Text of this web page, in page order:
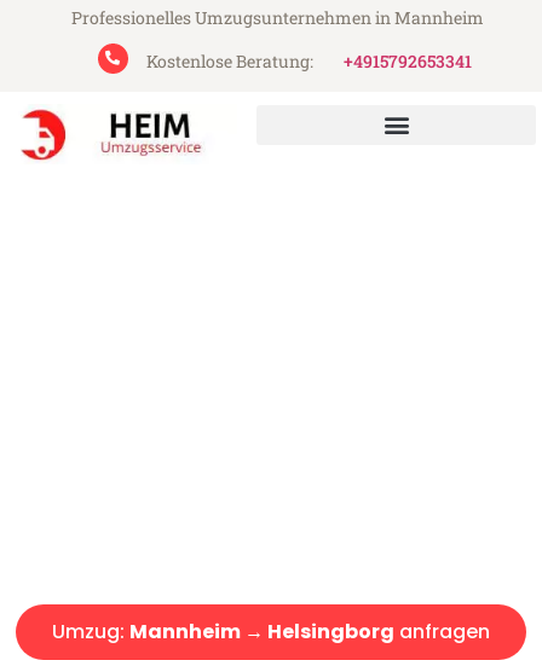
Professionelles Umzugsunternehmen in Mannheim
Kostenlose Beratung:
+4915792653341
Umzug: Mannheim → Helsingborg anfragen